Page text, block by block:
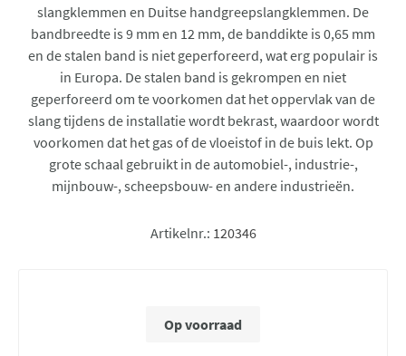
slangklemmen en Duitse handgreepslangklemmen. De
bandbreedte is 9 mm en 12 mm, de banddikte is 0,65 mm
en de stalen band is niet geperforeerd, wat erg populair is
in Europa. De stalen band is gekrompen en niet
geperforeerd om te voorkomen dat het oppervlak van de
slang tijdens de installatie wordt bekrast, waardoor wordt
voorkomen dat het gas of de vloeistof in de buis lekt. Op
grote schaal gebruikt in de automobiel-, industrie-,
mijnbouw-, scheepsbouw- en andere industrieën.
Artikelnr.: 120346
Op voorraad